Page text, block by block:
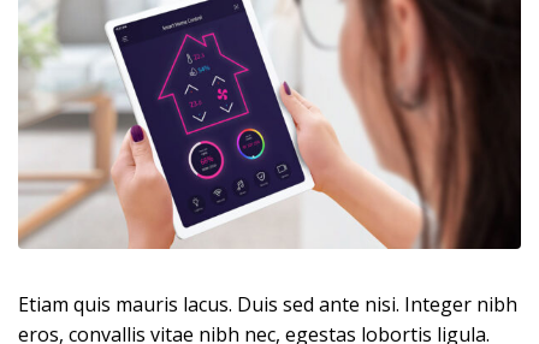
Etiam quis mauris lacus. Duis sed ante nisi. Integer nibh
eros, convallis vitae nibh nec, egestas lobortis ligula.